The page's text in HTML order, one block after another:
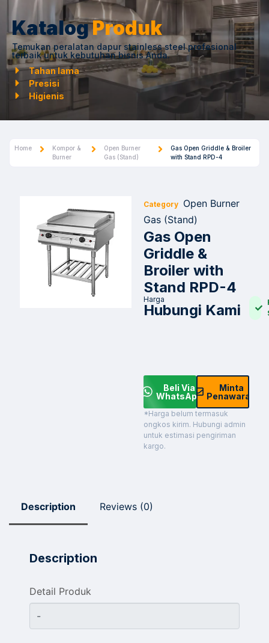
KatalogProduk
Temukan peralatan dapur stainless steel profesional
terbaik untuk kebutuhan bisnis Anda.
Tahan lama
Presisi
Higienis
Home
Kompor &
Burner
Open Burner
Gas (Stand)
Gas Open Griddle & Broiler
with Stand RPD-4
Category Open Burner
Gas (Stand)
Gas Open
Griddle &
Broiler with
Stand RPD-4
Harga
Hubungi Kami
Beli Via
WhatsApp
Minta
Penawaran
*Harga belum termasuk
ongkos kirim. Hubungi admin
untuk estimasi pengiriman
kargo.
Description Reviews (0)
Description
Detail Produk